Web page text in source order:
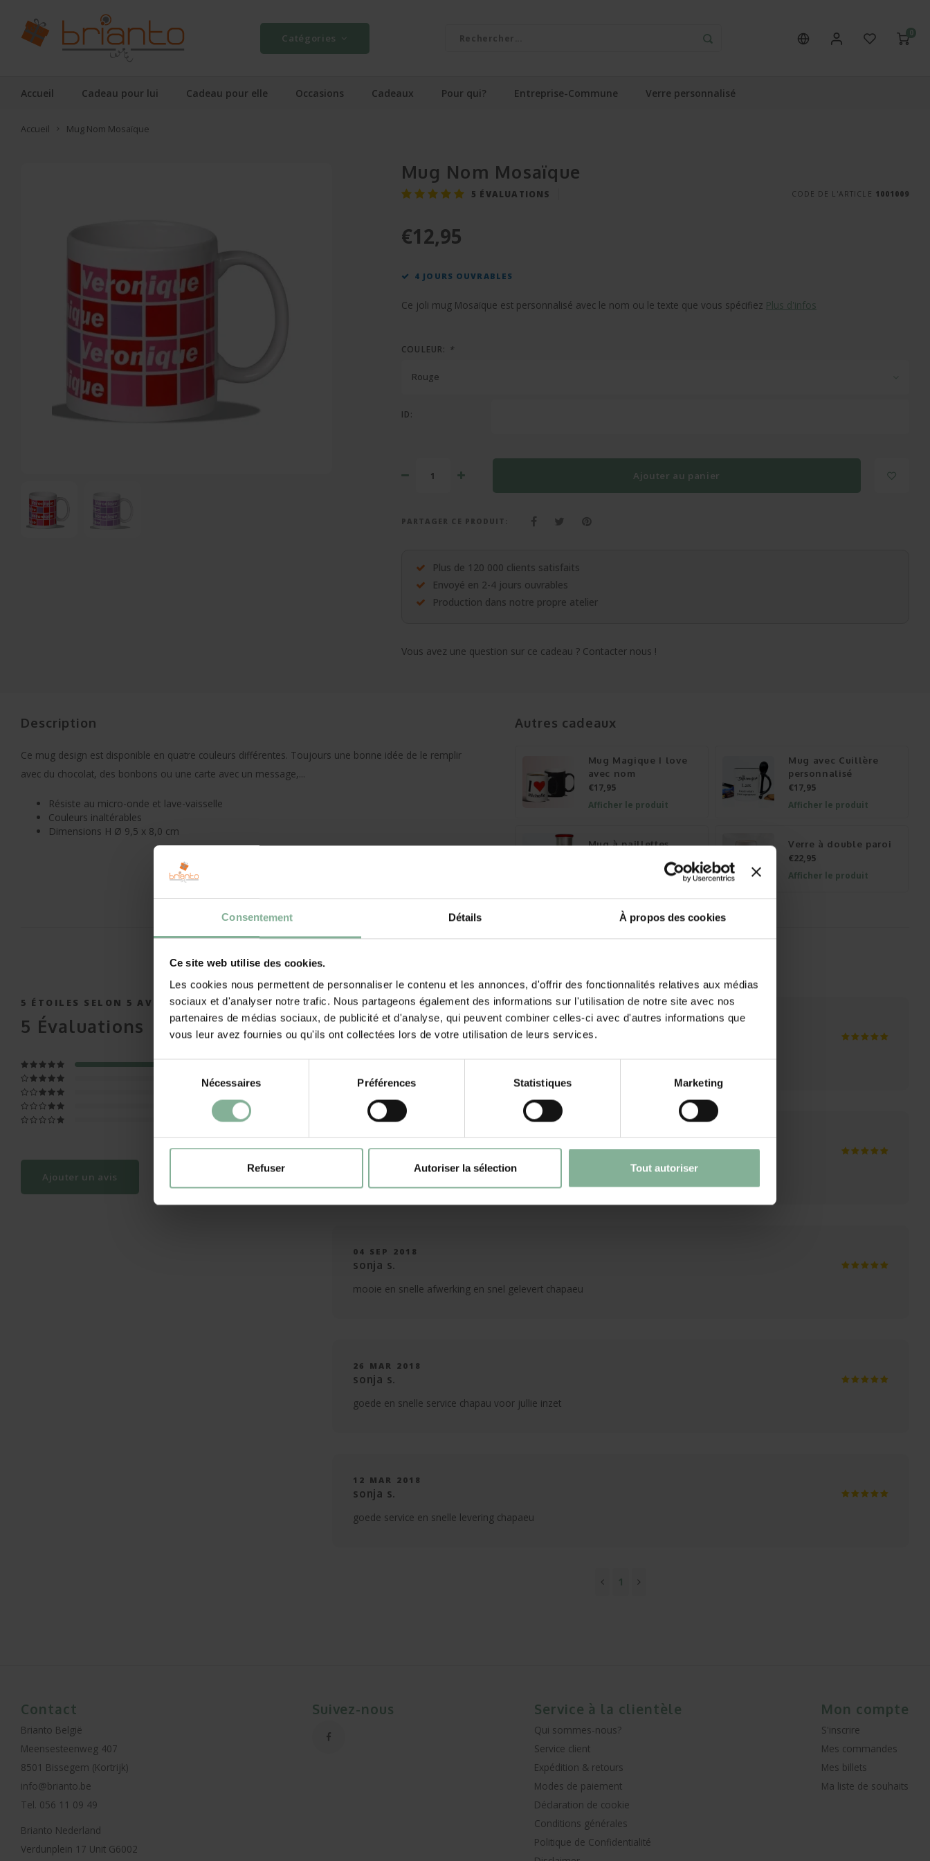
Consentement Détails À propos des cookies
Ce site web utilise des cookies.
Les cookies nous permettent de personnaliser le contenu et les annonces, d'offrir des fonctionnalités relatives aux médias
sociaux et d'analyser notre trafic. Nous partageons également des informations sur l'utilisation de notre site avec nos
partenaires de médias sociaux, de publicité et d'analyse, qui peuvent combiner celles-ci avec d'autres informations que
vous leur avez fournies ou qu'ils ont collectées lors de votre utilisation de leurs services.
Sélection
consentement
Nécessaires Préférences Statistiques Marketing
Refuser Autoriser la sélection Tout autoriser
Catégories 0
Accueil Cadeau pour lui Cadeau pour elle Occasions Cadeaux Pour qui? Entreprise-Commune Verre personnalisé
Accueil Mug Nom Mosaïque
Mug Nom Mosaïque
5 ÉVALUATIONS CODE DE L'ARTICLE 1001009
€12,95
4 JOURS OUVRABLES
Ce joli mug Mosaïque est personnalisé avec le nom ou le texte que vous spécifiez Plus d'infos
COULEUR: *
Rouge
ID:
Ajouter au panier
PARTAGER CE PRODUIT:
Plus de 120 000 clients satisfaits
Envoyé en 2-4 jours ouvrables
Production dans notre propre atelier
Vous avez une question sur ce cadeau ? Contacter nous !
Description
Ce mug design est disponible en quatre couleurs différentes. Toujours une bonne idée de le remplir
avec du chocolat, des bonbons ou une carte avec un message,...
Résiste au micro-onde et lave-vaisselle
Couleurs inaltérables
Dimensions H Ø 9,5 x 8,0 cm
Autres cadeaux
Mug Magique I love
avec nom
€17,95
Afficher le produit
Mug avec Cuillère
personnalisé
€17,95
Afficher le produit
Mug à paillettes
Afficher le produit
Verre à double paroi
€22,95
Afficher le produit
5 ÉTOILES SELON 5 AVIS
5 Évaluations
Ajouter un avis
28 SEP 2018
sonja s.
altijd prima afgewerkt
21 SEP 2018
sonja s.
mooi en snelle levering grt
04 SEP 2018
sonja s.
mooie en snelle afwerking en snel gelevert chapaeu
26 MAR 2018
sonja s.
goede en snelle service chapau voor jullie inzet
12 MAR 2018
sonja s.
goede service en snelle levering chapaeu
1
Contact
Brianto België
Meensesteenweg 407
8501 Bissegem (Kortrijk)
info@brianto.be
Tel. 056 11 09 49
Brianto Nederland
Verdunplein 17 Unit G6002
Suivez-nous Service à la clientèle
Qui sommes-nous?
Service client
Expédition & retours
Modes de paiement
Déclaration de cookie
Conditions générales
Politique de Confidentialité
Mon compte
S'inscrire
Mes commandes
Mes billets
Ma liste de souhaits